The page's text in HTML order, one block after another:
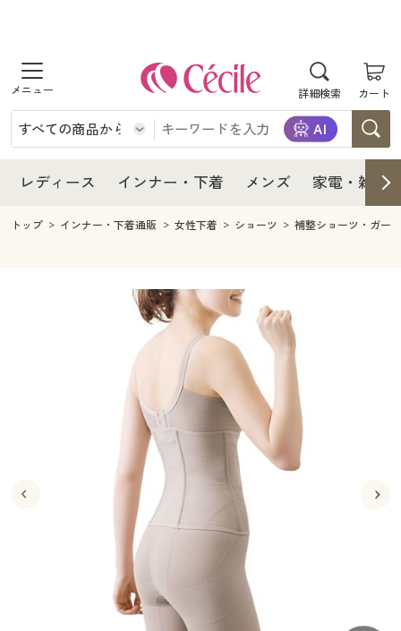
詳細検索 カート
商品を探す
レディース
レディースファッション
インナー・下着
インナー・下着通販すべて
ジュニア・ティーンズ下着
メンズ
キッチン・雑貨・日用品
寝具・インテリア・家具
寝具・インテリア・家具通販すべて
カーテン・ラグ・ファブリック
美容・健康通販すべて
美容・健康・サプリメント
制服・スクールすべて
ジュニア・ティーンズ下着
大きいサイズ通販すべて
大きいサイズ レディース服
大きいサイズ レディース下着
シークレットセール
商品カテゴリ一覧
レディース インナー・下着 メンズ 家電・雑貨
レディース
レディース通販すべて
レディースファッション
インナー・下着
インナー・下着通販すべて
ジュニア・ティーンズ下着
メンズ
キッチン・雑貨・日用品
寝具・インテリア・家具通販すべて
カーテン・ラグ・ファブリック
美容・健康通販すべて
美容・健康・サプリメント
制服・スクールすべて
ジュニア・ティーンズ下着
大きいサイズ通販すべて
大きいサイズ レディース服
大きいサイズ レディース下着
大きいサイズ メンズ
シークレットセール
商品カテゴリ一覧
トップ インナー・下着通販 女性下着 ショーツ 補整ショーツ・ガー